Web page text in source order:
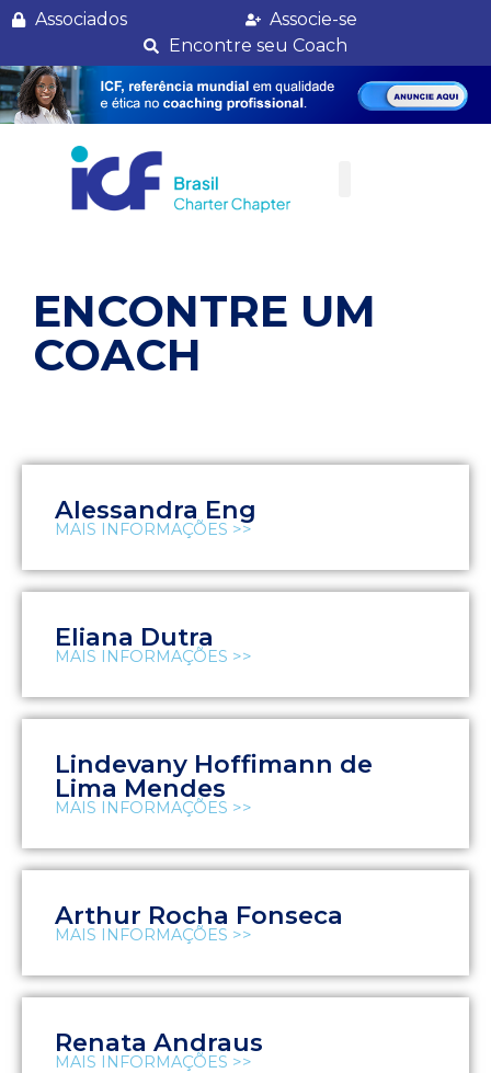
Associados
Associe-se
Encontre seu Coach
ENCONTRE UM
COACH
Alessandra Eng
MAIS INFORMAÇÕES >>
Eliana Dutra
MAIS INFORMAÇÕES >>
Lindevany Hoffimann de
Lima Mendes
MAIS INFORMAÇÕES >>
Arthur Rocha Fonseca
MAIS INFORMAÇÕES >>
Renata Andraus
MAIS INFORMAÇÕES >>